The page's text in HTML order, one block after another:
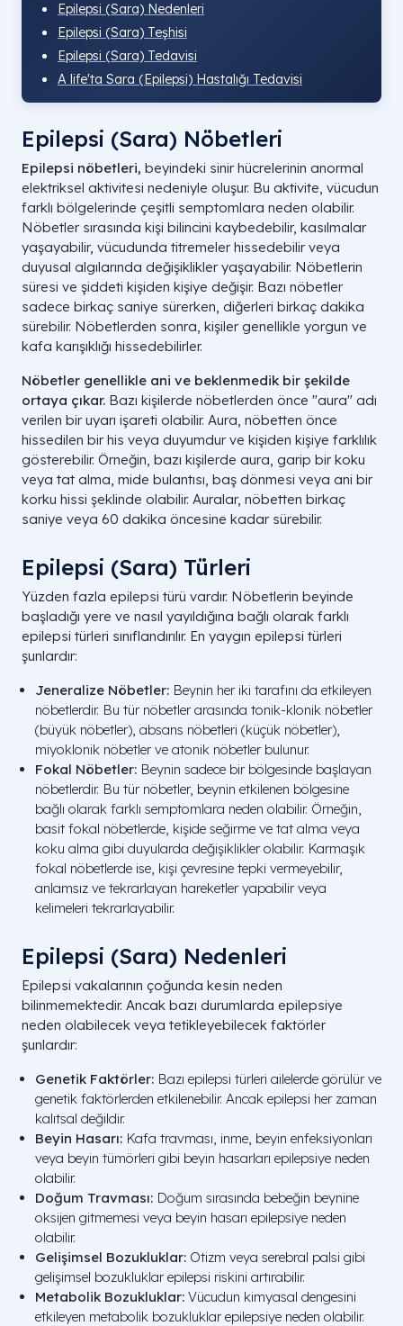
Epilepsi (Sara) Nedenleri
Epilepsi (Sara) Teşhisi
Epilepsi (Sara) Tedavisi
A life'ta Sara (Epilepsi) Hastalığı Tedavisi
Epilepsi (Sara) Nöbetleri
Epilepsi nöbetleri, beyindeki sinir hücrelerinin anormal
elektriksel aktivitesi nedeniyle oluşur. Bu aktivite, vücudun
farklı bölgelerinde çeşitli semptomlara neden olabilir.
Nöbetler sırasında kişi bilincini kaybedebilir, kasılmalar
yaşayabilir, vücudunda titremeler hissedebilir veya
duyusal algılarında değişiklikler yaşayabilir. Nöbetlerin
süresi ve şiddeti kişiden kişiye değişir. Bazı nöbetler
sadece birkaç saniye sürerken, diğerleri birkaç dakika
sürebilir. Nöbetlerden sonra, kişiler genellikle yorgun ve
kafa karışıklığı hissedebilirler.
Nöbetler genellikle ani ve beklenmedik bir şekilde
ortaya çıkar. Bazı kişilerde nöbetlerden önce "aura" adı
verilen bir uyarı işareti olabilir. Aura, nöbetten önce
hissedilen bir his veya duyumdur ve kişiden kişiye farklılık
gösterebilir. Örneğin, bazı kişilerde aura, garip bir koku
veya tat alma, mide bulantısı, baş dönmesi veya ani bir
korku hissi şeklinde olabilir. Auralar, nöbetten birkaç
saniye veya 60 dakika öncesine kadar sürebilir.
Epilepsi (Sara) Türleri
Yüzden fazla epilepsi türü vardır. Nöbetlerin beyinde
başladığı yere ve nasıl yayıldığına bağlı olarak farklı
epilepsi türleri sınıflandırılır. En yaygın epilepsi türleri
şunlardır:
Jeneralize Nöbetler: Beynin her iki tarafını da etkileyen
nöbetlerdir. Bu tür nöbetler arasında tonik-klonik nöbetler
(büyük nöbetler), absans nöbetleri (küçük nöbetler),
miyoklonik nöbetler ve atonik nöbetler bulunur.
Fokal Nöbetler: Beynin sadece bir bölgesinde başlayan
nöbetlerdir. Bu tür nöbetler, beynin etkilenen bölgesine
bağlı olarak farklı semptomlara neden olabilir. Örneğin,
basit fokal nöbetlerde, kişide seğirme ve tat alma veya
koku alma gibi duyularda değişiklikler olabilir. Karmaşık
fokal nöbetlerde ise, kişi çevresine tepki vermeyebilir,
anlamsız ve tekrarlayan hareketler yapabilir veya
kelimeleri tekrarlayabilir.
Epilepsi (Sara) Nedenleri
Epilepsi vakalarının çoğunda kesin neden
bilinmemektedir. Ancak bazı durumlarda epilepsiye
neden olabilecek veya tetikleyebilecek faktörler
şunlardır:
Genetik Faktörler: Bazı epilepsi türleri ailelerde görülür ve
genetik faktörlerden etkilenebilir. Ancak epilepsi her zaman
kalıtsal değildir.
Beyin Hasarı: Kafa travması, inme, beyin enfeksiyonları
veya beyin tümörleri gibi beyin hasarları epilepsiye neden
olabilir.
Doğum Travması: Doğum sırasında bebeğin beynine
oksijen gitmemesi veya beyin hasarı epilepsiye neden
olabilir.
Gelişimsel Bozukluklar: Otizm veya serebral palsi gibi
gelişimsel bozukluklar epilepsi riskini artırabilir.
Metabolik Bozukluklar: Vücudun kimyasal dengesini
etkileyen metabolik bozukluklar epilepsiye neden olabilir.